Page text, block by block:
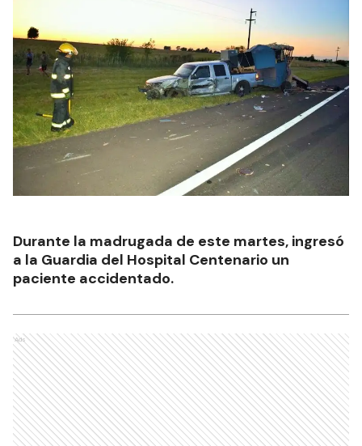
Durante la madrugada de este martes, ingresó
a la Guardia del Hospital Centenario un
paciente accidentado.
Ads